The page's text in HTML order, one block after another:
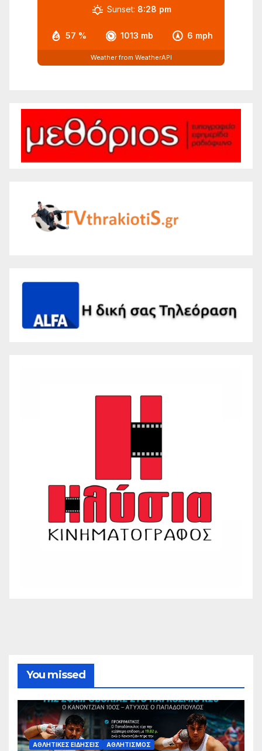
57 % 1013 mb 6 mph
Sunset: 8:28 pm
Weather from WeatherAPI
You missed
ΑΘΛΗΤΙΚΈΣ ΕΙΔΉΣΕΙΣ ΑΘΛΗΤΙΣΜΌΣ